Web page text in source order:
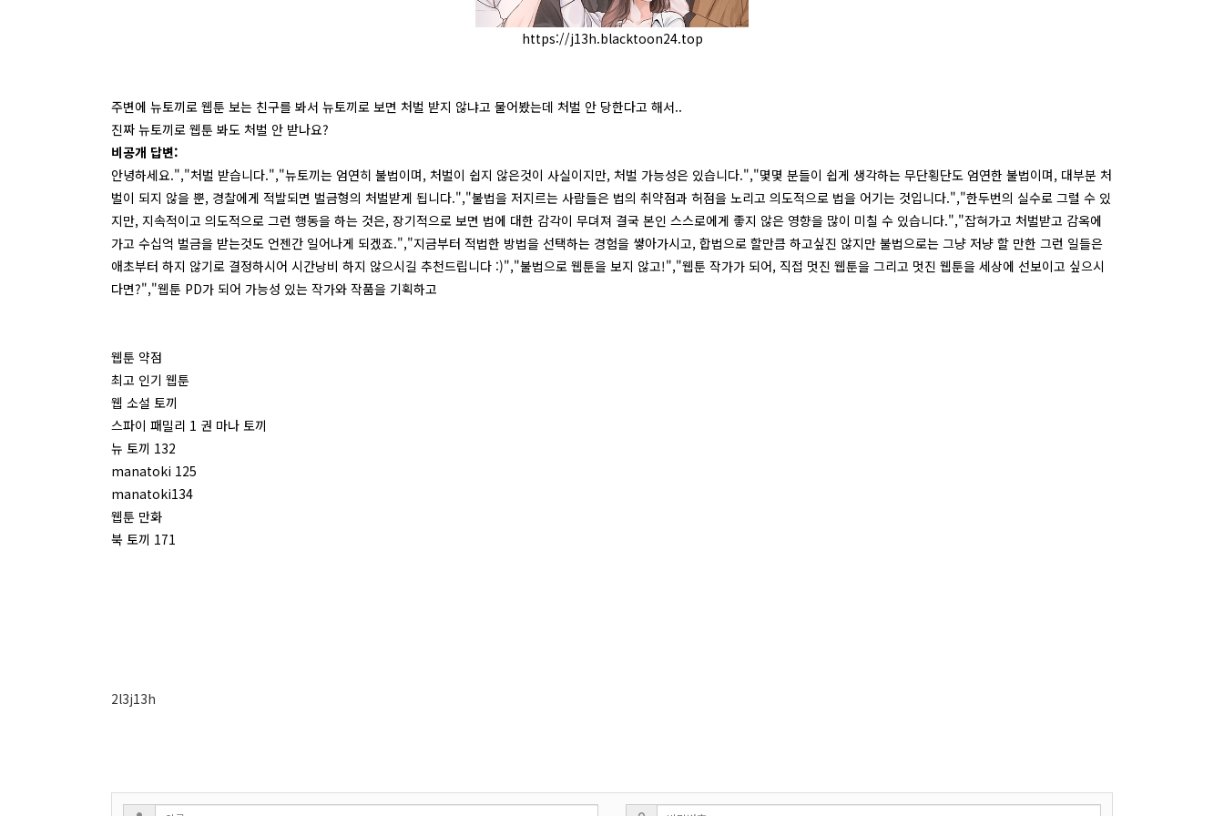
https://j13h.blacktoon24.top
주변에 뉴토끼로 웹툰 보는 친구를 봐서 뉴토끼로 보면 처벌 받지 않냐고 물어봤는데 처벌 안 당한다고 해서..
진짜 뉴토끼로 웹툰 봐도 처벌 안 받나요?
비공개 답변:
안녕하세요.","처벌 받습니다.","뉴토끼는 엄연히 불법이며, 처벌이 쉽지 않은것이 사실이지만, 처벌 가능성은 있습니다.","몇몇 분들이 쉽게 생각하는 무단횡단도 엄연한 불법이며, 대부분 처
벌이 되지 않을 뿐, 경찰에게 적발되면 벌금형의 처벌받게 됩니다.","불법을 저지르는 사람들은 법의 취약점과 허점을 노리고 의도적으로 법을 어기는 것입니다.","한두번의 실수로 그럴 수 있
지만, 지속적이고 의도적으로 그런 행동을 하는 것은, 장기적으로 보면 법에 대한 감각이 무뎌져 결국 본인 스스로에게 좋지 않은 영향을 많이 미칠 수 있습니다.","잡혀가고 처벌받고 감옥에
가고 수십억 벌금을 받는것도 언젠간 일어나게 되겠죠.","지금부터 적법한 방법을 선택하는 경험을 쌓아가시고, 합법으로 할만큼 하고싶진 않지만 불법으로는 그냥 저냥 할 만한 그런 일들은
애초부터 하지 않기로 결정하시어 시간낭비 하지 않으시길 추천드립니다 :)","불법으로 웹툰을 보지 않고!","웹툰 작가가 되어, 직접 멋진 웹툰을 그리고 멋진 웹툰을 세상에 선보이고 싶으시
다면?","웹툰 PD가 되어 가능성 있는 작가와 작품을 기획하고
웹툰 약점
최고 인기 웹툰
웹 소설 토끼
스파이 패밀리 1 권 마나 토끼
뉴 토끼 132
manatoki 125
manatoki134
웹툰 만화
북 토끼 171
2l3j13h